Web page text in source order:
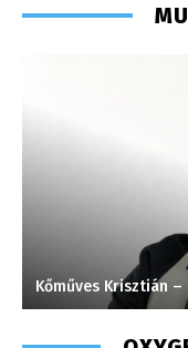
Kőműves Krisztián